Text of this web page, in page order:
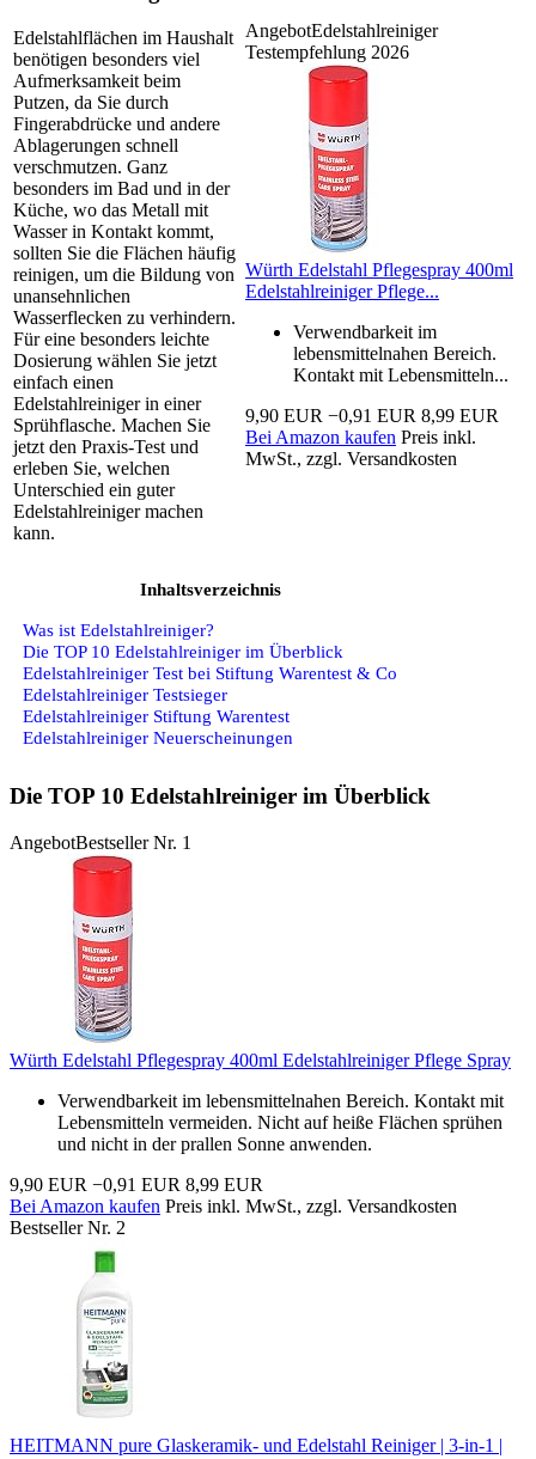
Edelstahlflächen im Haushalt
benötigen besonders viel
Aufmerksamkeit beim
Putzen, da Sie durch
Fingerabdrücke und andere
Ablagerungen schnell
verschmutzen. Ganz
besonders im Bad und in der
Küche, wo das Metall mit
Wasser in Kontakt kommt,
sollten Sie die Flächen häufig
reinigen, um die Bildung von
unansehnlichen
Wasserflecken zu verhindern.
Für eine besonders leichte
Dosierung wählen Sie jetzt
einfach einen
Edelstahlreiniger in einer
Sprühflasche. Machen Sie
jetzt den Praxis-Test und
erleben Sie, welchen
Unterschied ein guter
Edelstahlreiniger machen
kann.
AngebotEdelstahlreiniger
Testempfehlung 2026
Würth Edelstahl Pflegespray 400ml
Edelstahlreiniger Pflege...
Verwendbarkeit im
lebensmittelnahen Bereich.
Kontakt mit Lebensmitteln...
9,90 EUR −0,91 EUR 8,99 EUR
Bei Amazon kaufen Preis inkl.
MwSt., zzgl. Versandkosten
Inhaltsverzeichnis
Was ist Edelstahlreiniger?
Die TOP 10 Edelstahlreiniger im Überblick
Edelstahlreiniger Test bei Stiftung Warentest & Co
Edelstahlreiniger Testsieger
Edelstahlreiniger Stiftung Warentest
Edelstahlreiniger Neuerscheinungen
Die TOP 10 Edelstahlreiniger im Überblick
AngebotBestseller Nr. 1
Würth Edelstahl Pflegespray 400ml Edelstahlreiniger Pflege Spray
Verwendbarkeit im lebensmittelnahen Bereich. Kontakt mit
Lebensmitteln vermeiden. Nicht auf heiße Flächen sprühen
und nicht in der prallen Sonne anwenden.
9,90 EUR −0,91 EUR 8,99 EUR
Bei Amazon kaufen Preis inkl. MwSt., zzgl. Versandkosten
Bestseller Nr. 2
HEITMANN pure Glaskeramik- und Edelstahl Reiniger | 3-in-1 |